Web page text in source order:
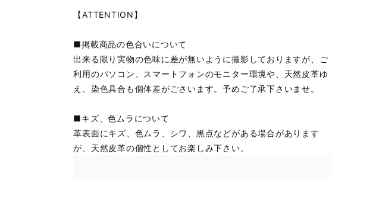
【ATTENTION】
■掲載商品の色合いについて
出来る限り実物の色味に差が無いように撮影しておりますが、ご
利用のパソコン、スマートフォンのモニター環境や、天然皮革ゆ
え、染色具合も個体差がごさいます。予めご了承下さいませ。
■キズ、色ムラについて
革表面にキズ、色ムラ、シワ、黒点などがある場合があります
が、天然皮革の個性としてお楽しみ下さい。